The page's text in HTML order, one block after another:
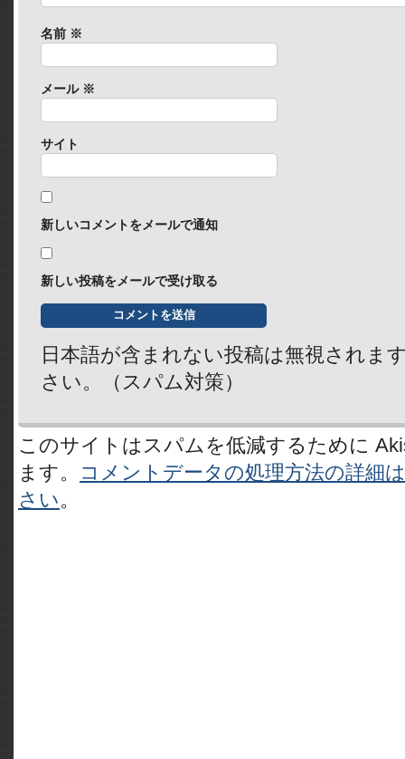
名前 ※
メール ※
サイト
新しいコメントをメールで通知
新しい投稿をメールで受け取る
日本語が含まれない投稿は無視されま
さい。（スパム対策）
このサイトはスパムを低減するために
ます。
コメントデータの処理方法の詳細
さい。